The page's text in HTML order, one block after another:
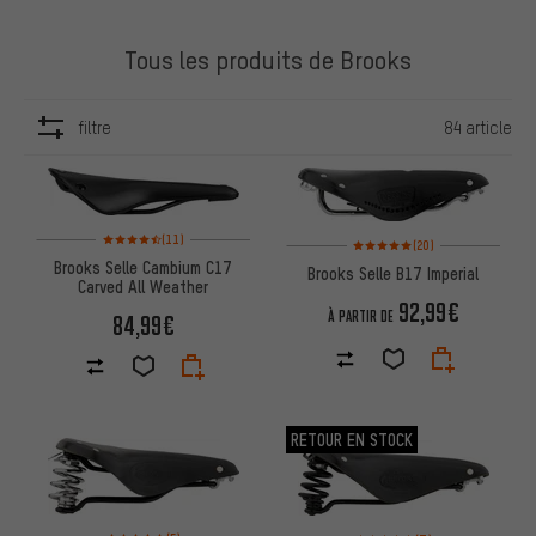
Tous les produits de Brooks
filtre 84 article
ARTICLES
Note moyenne : 4,5 sur 5 d'après 11 avis
(11)
Brooks Selle Cambium C17
Carved All Weather
84,99€
Note moyenne : 5 sur 5 d'après
(20)
Brooks Selle B17 Imperial
À PARTIR DE 92,99€
Note moyenne : 5 sur 5 d'après 5 avis
RETOUR EN STOCK